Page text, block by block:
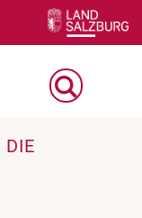
DIE